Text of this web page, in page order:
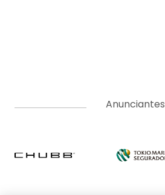
Anunciantes